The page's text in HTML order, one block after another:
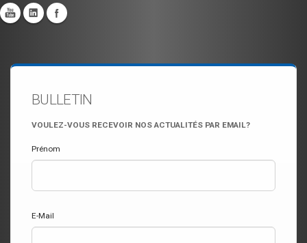
BULLETIN
VOULEZ-VOUS RECEVOIR NOS ACTUALITÉS PAR EMAIL?
Prénom
E-Mail